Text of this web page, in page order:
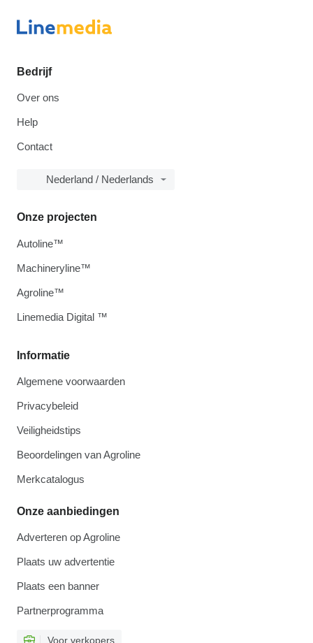
Bedrijf
Over ons
Help
Contact
Nederland / Nederlands
Informatie
Algemene voorwaarden
Privacybeleid
Veiligheidstips
Beoordelingen van Agroline
Merkcatalogus
Onze aanbiedingen
Adverteren op Agroline
Plaats uw advertentie
Plaats een banner
Partnerprogramma
Voor verkopers
Onze projecten
Autoline™
Machineryline™
Agroline™
Linemedia Digital ™